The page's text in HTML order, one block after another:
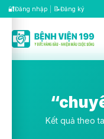
🔐Đăng nhập 📝Đăng ký
Kết quả theo